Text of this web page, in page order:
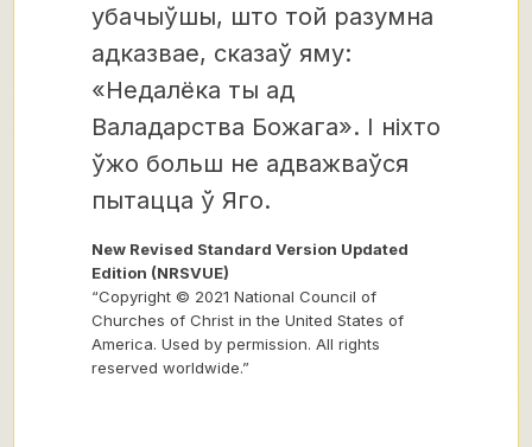
убачыўшы, што той разумна
адказвае, сказаў яму:
«Недалёка ты ад
Валадарства Божага». І ніхто
ўжо больш не адважваўся
пытацца ў Яго.
New Revised Standard Version Updated
Edition (NRSVUE)
“Copyright © 2021 National Council of
Churches of Christ in the United States of
America. Used by permission. All rights
reserved worldwide.”